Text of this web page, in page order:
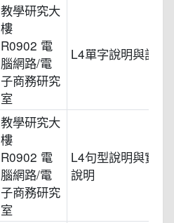
教學研究大
樓
R0902 電
腦網路/電
子商務研究
室
L4單字說明與記憶
教學研究大
樓
R0902 電
腦網路/電
子商務研究
室
L4句型說明與實際
說明